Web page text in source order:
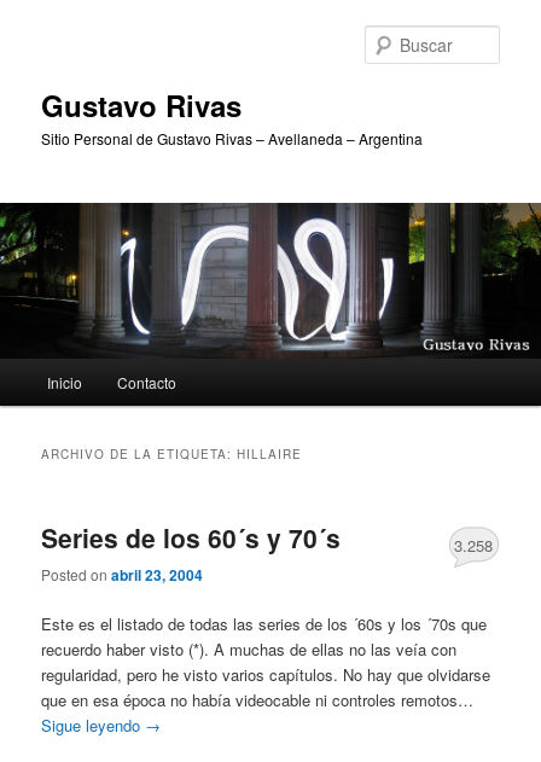
Gustavo Rivas
Sitio Personal de Gustavo Rivas – Avellaneda – Argentina
principal
Inicio Contacto
ARCHIVO DE LA ETIQUETA:HILLAIRE
Series de los 60´s y 70´s
Posted onabril 23, 2004
3.258
Este es el listado de todas las series de los ´60s y los ´70s que
recuerdo haber visto (*). A muchas de ellas no las veía con
regularidad, pero he visto varios capítulos. No hay que olvidarse
que en esa época no había videocable ni controles remotos…
Sigue leyendo →